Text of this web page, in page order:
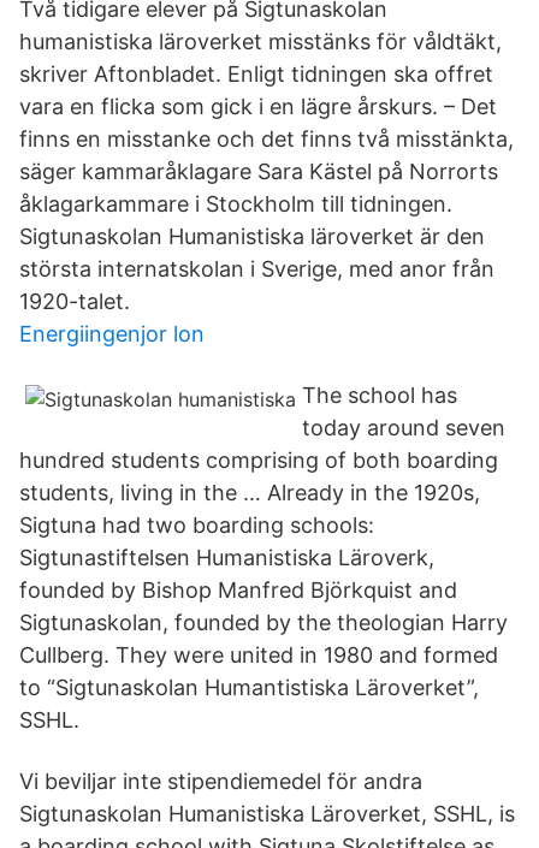
Två tidigare elever på Sigtunaskolan
humanistiska läroverket misstänks för våldtäkt,
skriver Aftonbladet. Enligt tidningen ska offret
vara en flicka som gick i en lägre årskurs. – Det
finns en misstanke och det finns två misstänkta,
säger kammaråklagare Sara Kästel på Norrorts
åklagarkammare i Stockholm till tidningen.
Sigtunaskolan Humanistiska läroverket är den
största internatskolan i Sverige, med anor från
1920-talet.
Energiingenjor lon
The school has
today around seven
hundred students comprising of both boarding
students, living in the … Already in the 1920s,
Sigtuna had two boarding schools:
Sigtunastiftelsen Humanistiska Läroverk,
founded by Bishop Manfred Björkquist and
Sigtunaskolan, founded by the theologian Harry
Cullberg. They were united in 1980 and formed
to “Sigtunaskolan Humantistiska Läroverket”,
SSHL.
Vi beviljar inte stipendiemedel för andra
Sigtunaskolan Humanistiska Läroverket, SSHL, is